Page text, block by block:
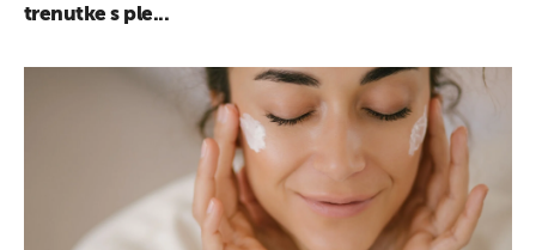
trenutke s ple...